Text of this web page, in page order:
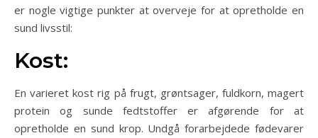
er nogle vigtige punkter at overveje for at opretholde en
sund livsstil:
Kost:
En varieret kost rig på frugt, grøntsager, fuldkorn, magert
protein og sunde fedtstoffer er afgørende for at
opretholde en sund krop. Undgå forarbejdede fødevarer